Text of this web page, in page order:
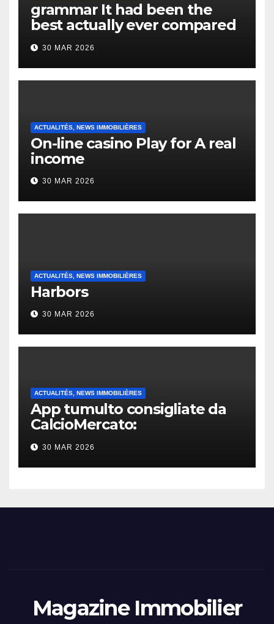
grammar It had been the
best actually ever compared
to it’s the top actually?
English Vocabulary Learners
Heap Change
30 MAR 2026
ACTUALITÉS, NEWS IMMOBILIÈRES
On-line casino Play for A real
income
30 MAR 2026
ACTUALITÉS, NEWS IMMOBILIÈRES
Harbors
30 MAR 2026
ACTUALITÉS, NEWS IMMOBILIÈRES
App tumulto consigliate da
CalcioMercato:
considerazione di gennaio
2026
30 MAR 2026
Magazine Immobilier